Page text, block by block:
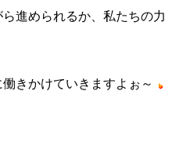
進められるか、私たちの力
きかけていきますよぉ～